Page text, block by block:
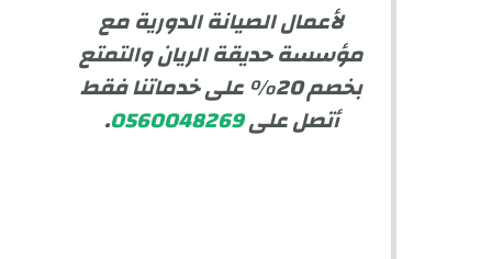
لأعمال الصيانة الدورية مع
مؤسسة حديقة الريان والتمتع
بخصم 20% على خدماتنا فقط
أتصل على0560048269
.